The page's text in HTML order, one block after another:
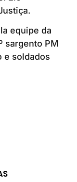
equipe da
sargento PM
e soldados